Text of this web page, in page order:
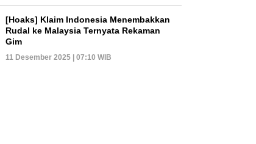
[Hoaks] Klaim Indonesia Menembakkan
Rudal ke Malaysia Ternyata Rekaman
Gim
11 Desember 2025 | 07:10 WIB